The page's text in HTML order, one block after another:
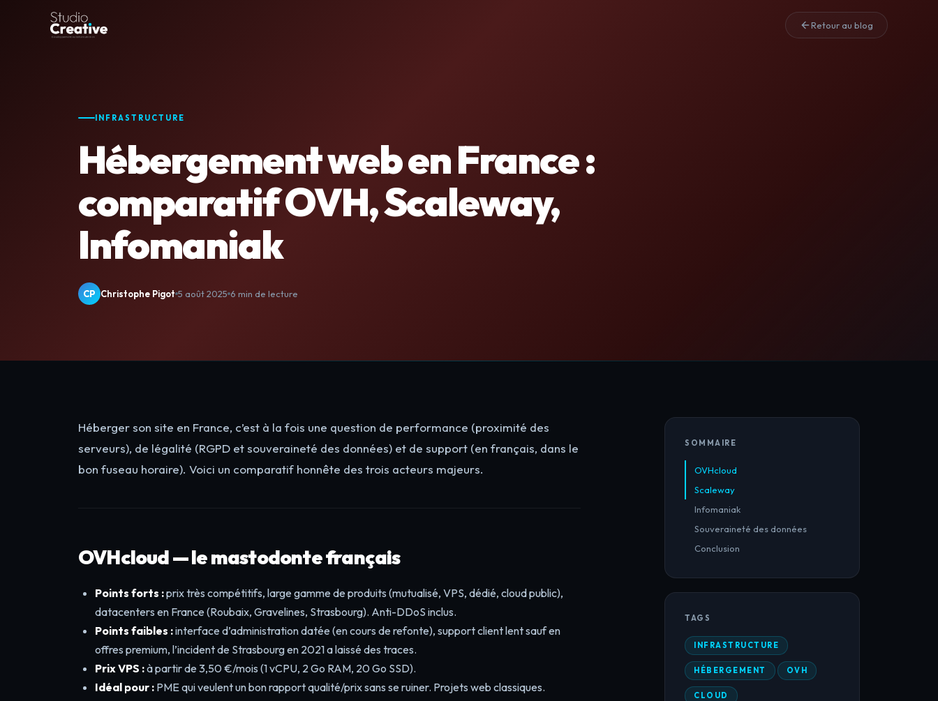
Retour au blog
INFRASTRUCTURE
Hébergement web en France :
comparatif OVH, Scaleway,
Infomaniak
CP Christophe Pigot 5 août 2025 6 min de lecture
Héberger son site en France, c’est à la fois une question de performance (proximité des
serveurs), de légalité (RGPD et souveraineté des données) et de support (en français, dans le
bon fuseau horaire). Voici un comparatif honnête des trois acteurs majeurs.
OVHcloud — le mastodonte français
Points forts :prix très compétitifs, large gamme de produits (mutualisé, VPS, dédié, cloud public),
datacenters en France (Roubaix, Gravelines, Strasbourg). Anti-DDoS inclus.
Points faibles :interface d’administration datée (en cours de refonte), support client lent sauf en
offres premium, l’incident de Strasbourg en 2021 a laissé des traces.
Prix VPS :à partir de 3,50 €/mois (1 vCPU, 2 Go RAM, 20 Go SSD).
Idéal pour : PME qui veulent un bon rapport qualité/prix sans se ruiner. Projets web classiques.
SOMMAIRE
OVHcloud
Scaleway
Infomaniak
Souveraineté des données
Conclusion
TAGS
INFRASTRUCTURE
HÉBERGEMENT OVH
CLOUD